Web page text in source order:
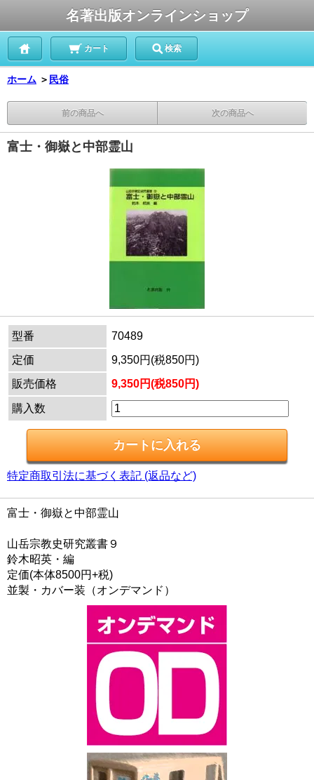
名著出版オンラインショップ
カート 検索
ホーム ＞ 民俗
前の商品へ 次の商品へ
富士・御嶽と中部霊山
型番
70489
定価
9,350円(税850円)
販売価格
9,350円(税850円)
購入数
特定商取引法に基づく表記 (返品など)
富士・御嶽と中部霊山
山岳宗教史研究叢書９
鈴木昭英・編
定価(本体8500円+税)
並製・カバー装（オンデマンド）